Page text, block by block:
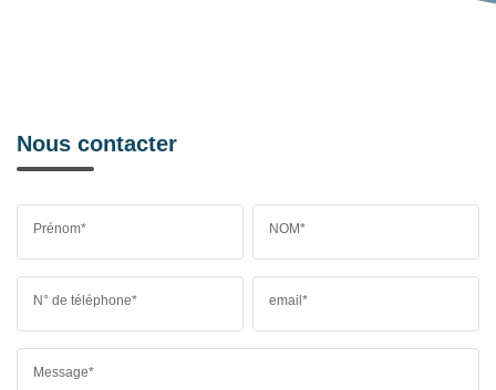
Nous contacter
Prénom* NOM*
N° de téléphone* email*
Message*